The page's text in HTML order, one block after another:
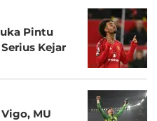
Pintu
Kejar
MU